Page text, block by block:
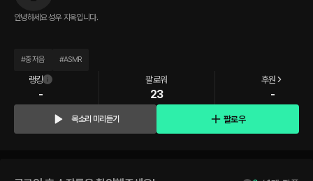
안녕하세요 성우 지욱입니다.
#중저음 #ASMR
랭킹
-
팔로워
23
후원
-
목소리 미리듣기 팔로우